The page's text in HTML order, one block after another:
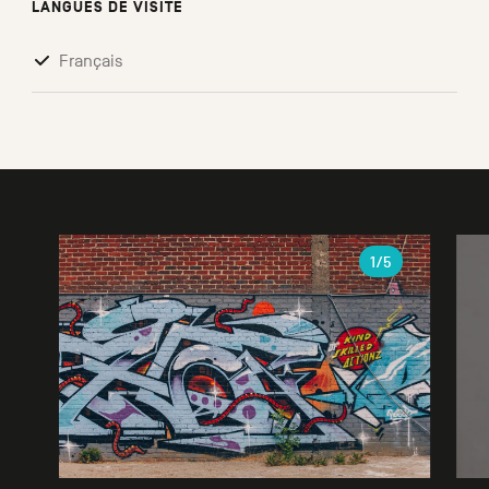
LANGUES DE VISITE
Français
Galerie
1/5